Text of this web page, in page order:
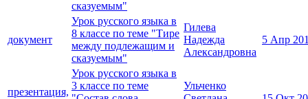
сказуемым"
документ
Урок русского языка в
8 классе по теме "Тире
между подлежащим и
сказуемым"
Гилева
Надежда
Александровна
5 Апр
презентация,
Урок русского языка в
3 классе по теме
Ульченко